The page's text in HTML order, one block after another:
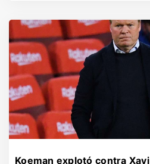
Koeman explotó contra Xavi